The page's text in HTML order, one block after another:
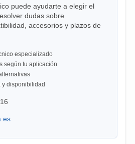
puede ayudarte a elegir el
dudas sobre
accesorios y plazos de
especializado
según tu aplicación
y disponibilidad